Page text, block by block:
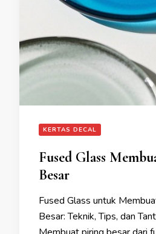
KERTAS DECAL
Fused Glass
Besar
Fused Glass untuk
Besar: Teknik, Tips, dan